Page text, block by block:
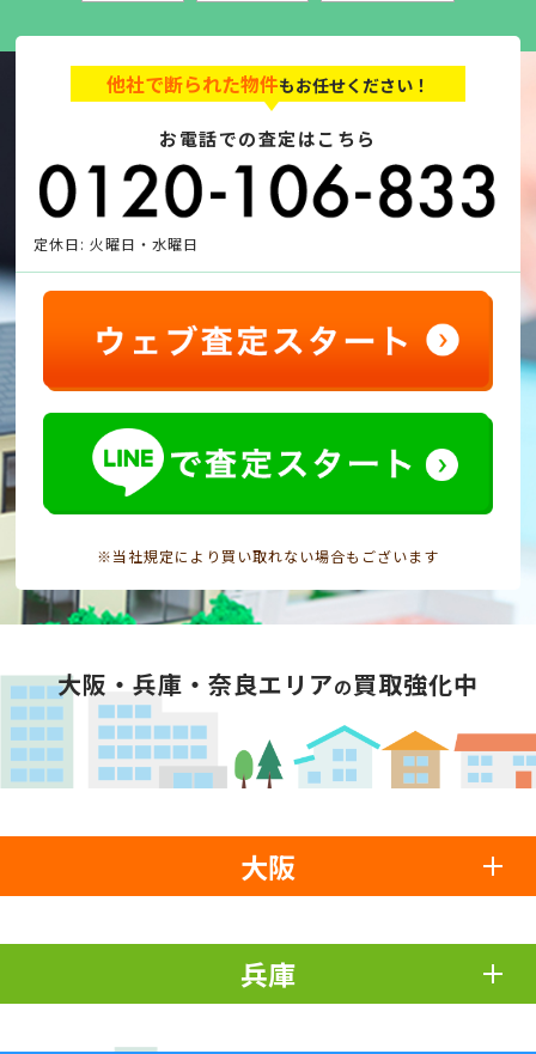
他社で断られた物件もお任せください！
お電話での査定はこちら
定休日: 火曜日・水曜日
※当社規定により買い取れない場合もございます
大阪・兵庫・奈良エリアの買取強化中
大阪
兵庫